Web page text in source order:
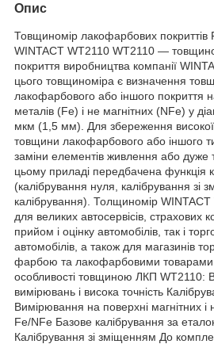
Опис
Товщиномір лакофарбових
WINTACT WT2110 WT2110 —
покриття виробництва компанії
цього товщиноміра є визначення
лакофарбового або іншого покриття
металів (Fe) і не магнітних (NFe) у
мкм (1,5 мм). Для збереження високої
товщини лакофарбового або іншого
заміни елементів живлення або дуже
цьому приладі передбачена функція
(калібрування нуля, калібрування зі
калібрування). Толщиномір
для великих автосервісів, страхових
прийом і оцінку автомобілів, так і
автомобілів, а також для магазинів
фарбою та лакофарбовими
особливості товщиною ЛКП WT2110:
вимірювань і висока точність
Вимірювання на поверхні магнітних і
Fe/NFe Базове калібрування за
Калібрування зі зміщенням До